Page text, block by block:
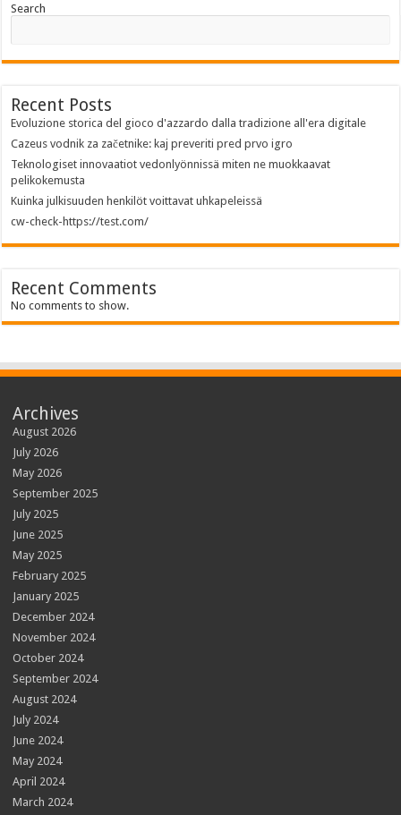
Search
Recent Posts
Evoluzione storica del gioco d'azzardo dalla tradizione all'era digitale
Cazeus vodnik za začetnike: kaj preveriti pred prvo igro
Teknologiset innovaatiot vedonlyönnissä miten ne muokkaavat
pelikokemusta
Kuinka julkisuuden henkilöt voittavat uhkapeleissä
cw-check-https://test.com/
Recent Comments
No comments to show.
Archives
August 2026
July 2026
May 2026
September 2025
July 2025
June 2025
May 2025
February 2025
January 2025
December 2024
November 2024
October 2024
September 2024
August 2024
July 2024
June 2024
May 2024
April 2024
March 2024